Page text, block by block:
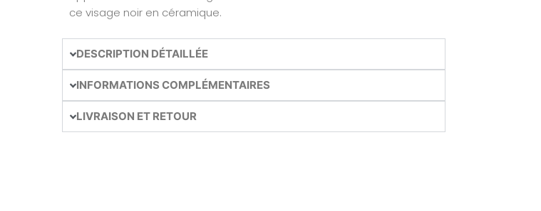
ce visage noir en céramique.
DESCRIPTION DÉTAILLÉE
INFORMATIONS COMPLÉMENTAIRES
LIVRAISON ET RETOUR